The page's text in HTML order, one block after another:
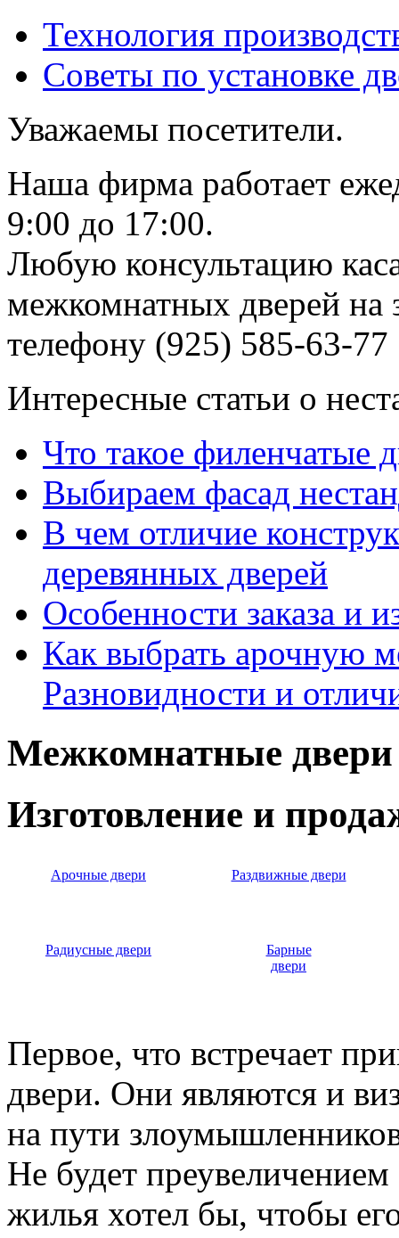
Технология
Советы по установке
Уважаемы посетители.
Наша фирма работает
9:00 до 17:00.
Любую консультацию
межкомнатных дверей на
телефону (925) 585-63-77
Интересные статьи о
Что такое филенчатые
Выбираем фасад
В чем отличие
деревянных дверей
Особенности заказа и
Как выбрать арочную
Разновидности и
Межкомнатные двери
Изготовление и
Арочные двери Раздвижные двери
Радиусные двери
Барные
двери
Первое, что встречает
двери. Они являются и
на пути
Не будет
жилья хотел бы, чтобы